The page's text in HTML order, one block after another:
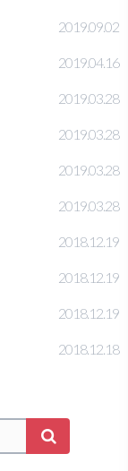
2019.09.02
2019.04.16
2019.03.28
2019.03.28
2019.03.28
2019.03.28
2018.12.19
2018.12.19
2018.12.19
2018.12.18